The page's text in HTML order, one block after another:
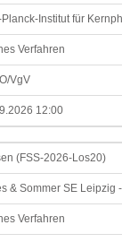
Planck-Institut für
Verfahren
VgV
12:00
(FSS-2026-Los20)
& Sommer SE Leipzig
Verfahren